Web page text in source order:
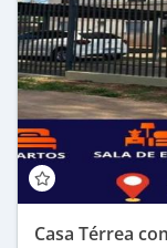
Casa Térrea